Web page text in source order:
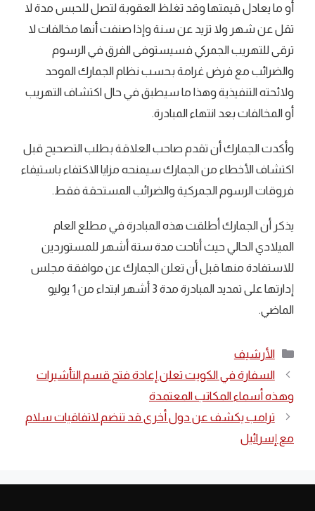
أو ما يعادل قيمتها وقد تغلظ العقوبة لتصل للحبس مدة لا
تقل عن شهر ولا تزيد عن سنة وإذا صنفت أنها مخالفات لا
ترقى للتهريب الجمركي فسيستوفى الفرق في الرسوم
والضرائب مع فرض غرامة بحسب نظام الجمارك الموحد
ولائحته التنفيذية وهذا ما سيطبق في حال اكتشاف التهريب
أو المخالفات بعد انتهاء المبادرة.
وأكدت الجمارك أن تقدم صاحب العلاقة بطلب التصحيح قبل
اكتشاف الأخطاء من الجمارك سيمنحه مزايا الاكتفاء باستيفاء
فروقات الرسوم الجمركية والضرائب المستحقة فقط.
يذكر أن الجمارك أطلقت هذه المبادرة في مطلع العام
الميلادي الحالي حيث أتاحت مدة ستة أشهر للمستوردين
للاستفادة منها قبل أن تعلن الجمارك عن موافقة مجلس
إدارتها على تمديد المبادرة مدة 3 أشهر ابتداء من 1 يوليو
الماضي.
التصنيفات
الأرشيف
السفارة في الكويت تعلن إعادة فتح قسم التأشيرات
وهذه أسماء المكاتب المعتمدة
ترامب يكشف عن دول أخرى قد تنضم لاتفاقيات سلام
مع إسرائيل